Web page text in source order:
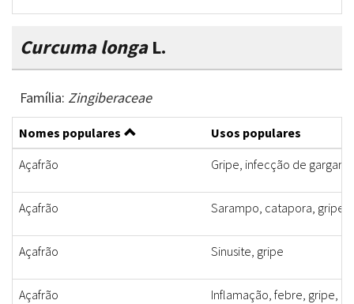
Curcuma longaL.
Família: Zingiberaceae
Nomes populares
Usos populares
Açafrão
Gripe, infecção de garganta
Açafrão Sarampo, catapora, gripe
Açafrão Sinusite, gripe
Açafrão Inflamação, febre, gripe,